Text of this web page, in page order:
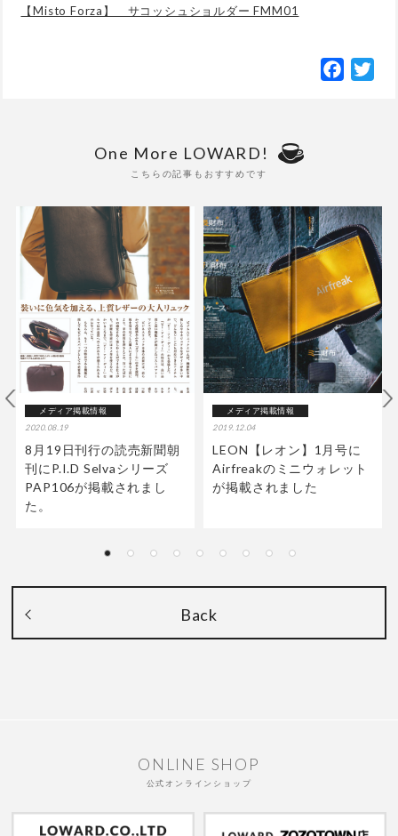
【Misto Forza】 サコッシュショルダー FMM01
One More LOWARD!
こちらの記事もおすすめです
メディア掲載情報
2020.08.19
8月19日刊行の読売新聞朝
刊にP.I.D Selvaシリーズ
PAP106が掲載されまし
た。
メディア掲載情報
2019.12.04
LEON【レオン】1月号に
Airfreakのミニウォレット
が掲載されました
Back
ONLINE SHOP
公式オンラインショップ